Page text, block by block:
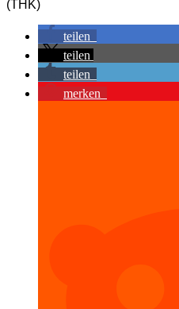
(THK)
teilen
teilen
teilen
merken